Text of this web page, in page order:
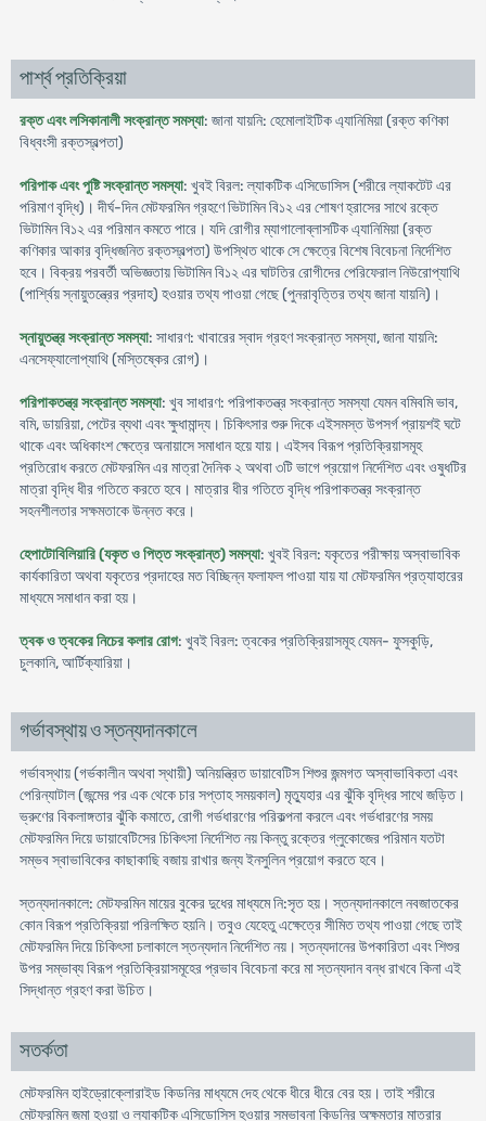
পার্শ্ব প্রতিক্রিয়া
রক্ত এবং লসিকানালী সংক্রান্ত সমস্যা: জানা যায়নি: হেমোলাইটিক এ্যানিমিয়া (রক্ত কণিকা
বিধ্বংসী রক্তস্বল্পতা)
পরিপাক এবং পুষ্টি সংক্রান্ত সমস্যা: খুবই বিরল: ল্যাকটিক এসিডোসিস (শরীরে ল্যাকটেট এর
পরিমাণ বৃদ্ধি)। দীর্ঘ-দিন মেটফরমিন গ্রহণে ভিটামিন বি১২ এর শোষণ হ্রাসের সাথে রক্তে
ভিটামিন বি১২ এর পরিমান কমতে পারে। যদি রোগীর ম্যাগালোব্লাসটিক এ্যানিমিয়া (রক্ত
কণিকার আকার বৃদ্ধিজনিত রক্তস্বল্পতা) উপস্থিত থাকে সে ক্ষেত্রে বিশেষ বিবেচনা নির্দেশিত
হবে। বিক্রয় পরবর্তী অভিজ্ঞতায় ভিটামিন বি১২ এর ঘাটতির রোগীদের পেরিফেরাল নিউরোপ্যাথি
(পার্শ্বিয় স্নায়ুতন্ত্রের প্রদাহ) হওয়ার তথ্য পাওয়া গেছে (পুনরাবৃত্তির তথ্য জানা যায়নি)।
স্নায়ুতন্ত্র সংক্রান্ত সমস্যা: সাধারণ: খাবারের স্বাদ গ্রহণ সংক্রান্ত সমস্যা, জানা যায়নি:
এনসেফ্যালোপ্যাথি (মস্তিষ্কের রোগ)।
পরিপাকতন্ত্র সংক্রান্ত সমস্যা: খুব সাধারণ: পরিপাকতন্ত্র সংক্রান্ত সমস্যা যেমন বমিবমি ভাব,
বমি, ডায়রিয়া, পেটের ব্যথা এবং ক্ষুধামান্দ্য। চিকিৎসার শুরু দিকে এইসমস্ত উপসর্গ প্রায়শই ঘটে
থাকে এবং অধিকাংশ ক্ষেত্রে অনায়াসে সমাধান হয়ে যায়। এইসব বিরূপ প্রতিক্রিয়াসমূহ
প্রতিরোধ করতে মেটফরমিন এর মাত্রা দৈনিক ২ অথবা ৩টি ভাগে প্রয়োগ নির্দেশিত এবং ওষুধটির
মাত্রা বৃদ্ধি ধীর গতিতে করতে হবে। মাত্রার ধীর গতিতে বৃদ্ধি পরিপাকতন্ত্র সংক্রান্ত
সহনশীলতার সক্ষমতাকে উন্নত করে।
হেপাটোবিলিয়ারি (যকৃত ও পিত্ত সংক্রান্ত) সমস্যা: খুবই বিরল: যকৃতের পরীক্ষায় অস্বাভাবিক
কার্যকারিতা অথবা যকৃতের প্রদাহের মত বিচ্ছিন্ন ফলাফল পাওয়া যায় যা মেটফরমিন প্রত্যাহারের
মাধ্যমে সমাধান করা হয়।
ত্বক ও ত্বকের নিচের কলার রোগ: খুবই বিরল: ত্বকের প্রতিক্রিয়াসমূহ যেমন- ফুসকুড়ি,
চুলকানি, আর্টিক্যারিয়া।
গর্ভাবস্থায় ও স্তন্যদানকালে
গর্ভাবস্থায় (গর্ভকালীন অথবা স্থায়ী) অনিয়ন্ত্রিত ডায়াবেটিস শিশুর জন্মগত অস্বাভাবিকতা এবং
পেরিন্যাটাল (জন্মের পর এক থেকে চার সপ্তাহ সময়কাল) মৃত্যুহার এর ঝুঁকি বৃদ্ধির সাথে জড়িত।
ভ্রুণের বিকলাঙ্গতার ঝুঁকি কমাতে, রোগী গর্ভধারণের পরিকল্পনা করলে এবং গর্ভধারণের সময়
মেটফরমিন দিয়ে ডায়াবেটিসের চিকিৎসা নির্দেশিত নয় কিন্তু রক্তের গ্লুকোজের পরিমান যতটা
সম্ভব স্বাভাবিকের কাছাকাছি বজায় রাখার জন্য ইনসুলিন প্রয়োগ করতে হবে।
স্তন্যদানকালে: মেটফরমিন মায়ের বুকের দুধের মাধ্যমে নি:সৃত হয়। স্তন্যদানকালে নবজাতকের
কোন বিরূপ প্রতিক্রিয়া পরিলক্ষিত হয়নি। তবুও যেহেতু এক্ষেত্রে সীমিত তথ্য পাওয়া গেছে তাই
মেটফরমিন দিয়ে চিকিৎসা চলাকালে স্তন্যদান নির্দেশিত নয়। স্তন্যদানের উপকারিতা এবং শিশুর
উপর সম্ভাব্য বিরূপ প্রতিক্রিয়াসমূহের প্রভাব বিবেচনা করে মা স্তন্যদান বন্ধ রাখবে কিনা এই
সিদ্ধান্ত গ্রহণ করা উচিত।
সতর্কতা
মেটফরমিন হাইড্রোক্লোরাইড কিডনির মাধ্যমে দেহ থেকে ধীরে ধীরে বের হয়। তাই শরীরে
মেটফরমিন জমা হওয়া ও ল্যাকটিক এসিডোসিস হওয়ার সম্ভাবনা কিডনির অক্ষমতার মাত্রার